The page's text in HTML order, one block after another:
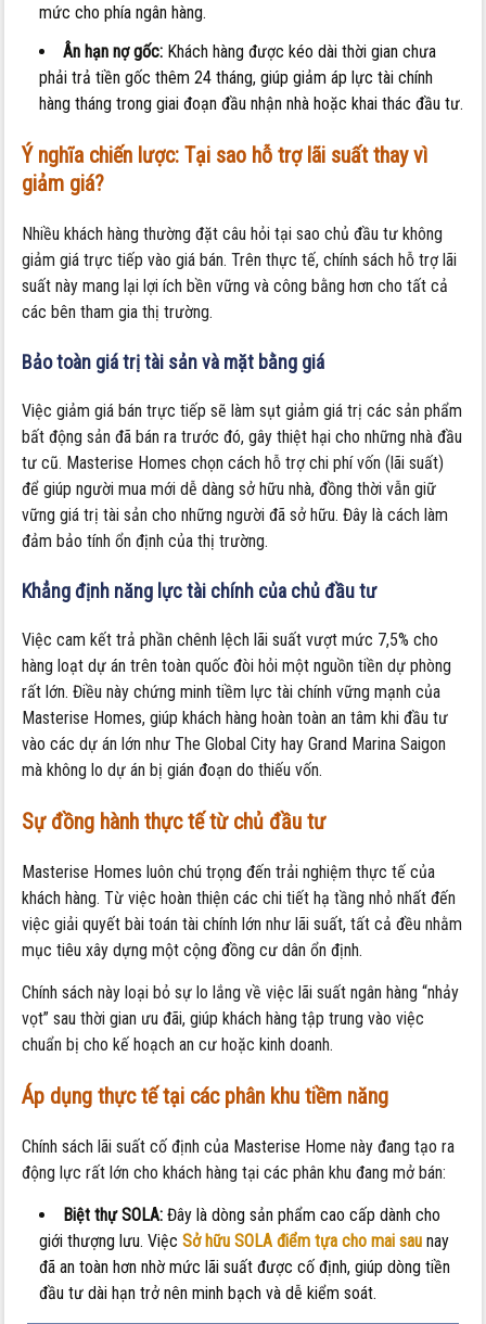
mức cho phía ngân hàng.
Ân hạn nợ gốc: Khách hàng được kéo dài thời gian chưa
phải trả tiền gốc thêm 24 tháng, giúp giảm áp lực tài chính
hàng tháng trong giai đoạn đầu nhận nhà hoặc khai thác đầu tư.
Ý nghĩa chiến lược: Tại sao hỗ trợ lãi suất thay vì
giảm giá?
Nhiều khách hàng thường đặt câu hỏi tại sao chủ đầu tư không
giảm giá trực tiếp vào giá bán. Trên thực tế, chính sách hỗ trợ lãi
suất này mang lại lợi ích bền vững và công bằng hơn cho tất cả
các bên tham gia thị trường.
Bảo toàn giá trị tài sản và mặt bằng giá
Việc giảm giá bán trực tiếp sẽ làm sụt giảm giá trị các sản phẩm
bất động sản đã bán ra trước đó, gây thiệt hại cho những nhà đầu
tư cũ. Masterise Homes chọn cách hỗ trợ chi phí vốn (lãi suất)
để giúp người mua mới dễ dàng sở hữu nhà, đồng thời vẫn giữ
vững giá trị tài sản cho những người đã sở hữu. Đây là cách làm
đảm bảo tính ổn định của thị trường.
Khẳng định năng lực tài chính của chủ đầu tư
Việc cam kết trả phần chênh lệch lãi suất vượt mức 7,5% cho
hàng loạt dự án trên toàn quốc đòi hỏi một nguồn tiền dự phòng
rất lớn. Điều này chứng minh tiềm lực tài chính vững mạnh của
Masterise Homes, giúp khách hàng hoàn toàn an tâm khi đầu tư
vào các dự án lớn như The Global City hay Grand Marina Saigon
mà không lo dự án bị gián đoạn do thiếu vốn.
Sự đồng hành thực tế từ chủ đầu tư
Masterise Homes luôn chú trọng đến trải nghiệm thực tế của
khách hàng. Từ việc hoàn thiện các chi tiết hạ tầng nhỏ nhất đến
việc giải quyết bài toán tài chính lớn như lãi suất, tất cả đều nhằm
mục tiêu xây dựng một cộng đồng cư dân ổn định.
Chính sách này loại bỏ sự lo lắng về việc lãi suất ngân hàng “nhảy
vọt” sau thời gian ưu đãi, giúp khách hàng tập trung vào việc
chuẩn bị cho kế hoạch an cư hoặc kinh doanh.
Áp dụng thực tế tại các phân khu tiềm năng
Chính sách lãi suất cố định của Masterise Home này đang tạo ra
động lực rất lớn cho khách hàng tại các phân khu đang mở bán:
Biệt thự SOLA: Đây là dòng sản phẩm cao cấp dành cho
giới thượng lưu. ViệcSở hữu SOLA điểm tựa cho mai sau nay
đã an toàn hơn nhờ mức lãi suất được cố định, giúp dòng tiền
đầu tư dài hạn trở nên minh bạch và dễ kiểm soát.